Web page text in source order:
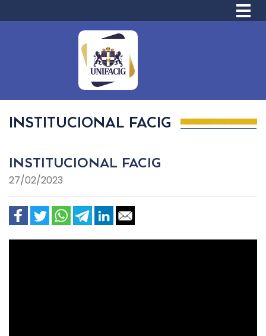
INSTITUCIONAL FACIG
INSTITUCIONAL FACIG
27/02/2023